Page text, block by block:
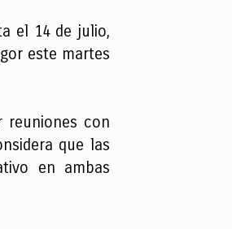
el 14 de julio,
este martes
reuniones con
que las
en ambas